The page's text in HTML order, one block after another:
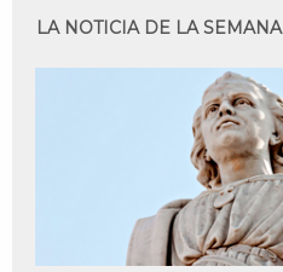
LA NOTICIA DE LA SEMANA